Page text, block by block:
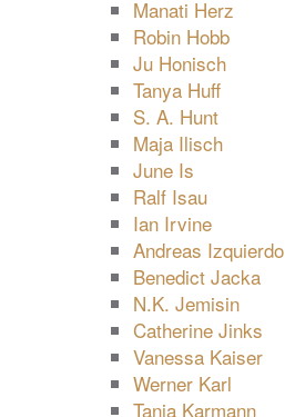
Manati Herz
Robin Hobb
Ju Honisch
Tanya Huff
S. A. Hunt
Maja Ilisch
June Is
Ralf Isau
Ian Irvine
Andreas Izquierdo
Benedict Jacka
N.K. Jemisin
Catherine Jinks
Vanessa Kaiser
Werner Karl
Tanja Karmann